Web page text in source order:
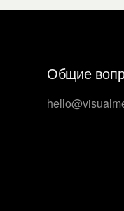
Общие